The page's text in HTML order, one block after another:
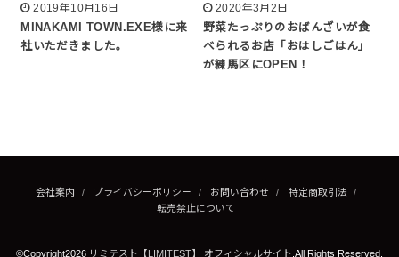
2019年10月16日
MINAKAMI TOWN.EXE様に来
社いただきました。
2020年3月2日
野菜たっぷりのおばんざいが食
べられるお店「おはしごはん」
が練馬区にOPEN！
会社案内 プライバシーポリシー お問い合わせ
特定商取引法
転売禁止について
©Copyright2026 リミテスト【LIMITEST】 オフィシャルサイト .All Rights Reserved.